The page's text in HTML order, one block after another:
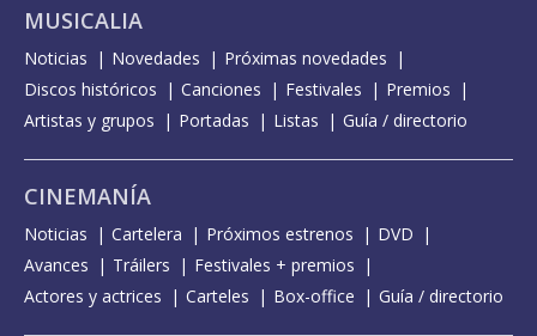
MUSICALIA
Noticias Novedades
Próximas novedades
Discos históricos
Canciones Festivales
Premios
Artistas y grupos
Portadas Listas Guía / directorio
CINEMANÍA
Noticias Cartelera Próximos estrenos
DVD
Avances
Tráilers
Festivales + premios
Actores y actrices
Carteles Box-office Guía / directorio